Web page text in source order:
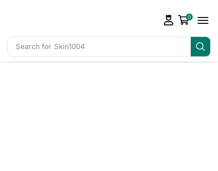
Search for Skin1004
0